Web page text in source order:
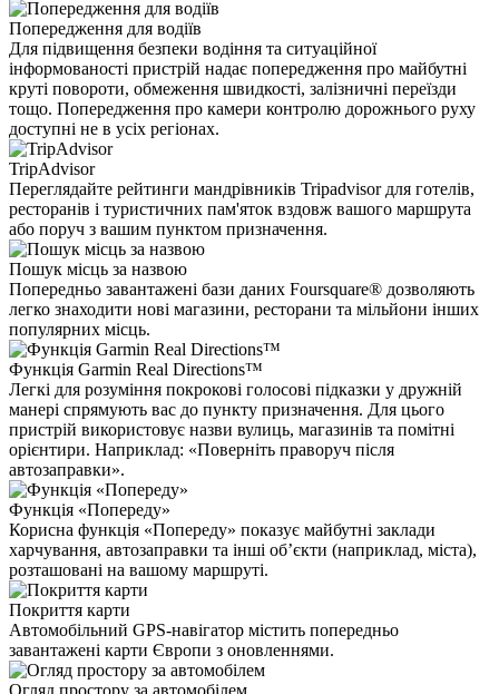
Попередження для водіїв
Для підвищення безпеки водіння та ситуаційної
інформованості пристрій надає попередження про майбутні
круті повороти, обмеження швидкості, залізничні переїзди
тощо. Попередження про камери контролю дорожнього руху
доступні не в усіх регіонах.
TripAdvisor
Переглядайте рейтинги мандрівників Tripadvisor для готелів,
ресторанів і туристичних пам'яток вздовж вашого маршрута
або поруч з вашим пунктом призначення.
Пошук місць за назвою
Попередньо завантажені бази даних Foursquare® дозволяють
легко знаходити нові магазини, ресторани та мільйони інших
популярних місць.
Функція Garmin Real Directions™
Легкі для розуміння покрокові голосові підказки у дружній
манері спрямують вас до пункту призначення. Для цього
пристрій використовує назви вулиць, магазинів та помітні
орієнтири. Наприклад: «Поверніть праворуч після
автозаправки».
Функція «Попереду»
Корисна функція «Попереду» показує майбутні заклади
харчування, автозаправки та інші об’єкти (наприклад, міста),
розташовані на вашому маршруті.
Покриття карти
Автомобільний GPS-навігатор містить попередньо
завантажені карти Європи з оновленнями.